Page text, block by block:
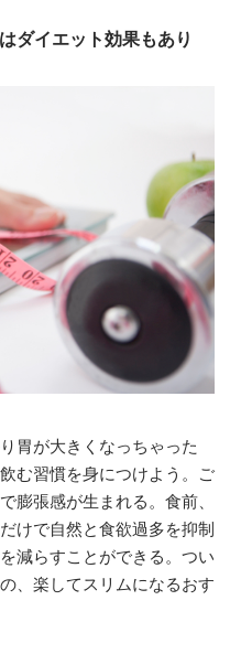
ダイエット効果もあり
胃が大きくなっちゃった
む習慣を身につけよう。ご
膨張感が生まれる。食前、
けで自然と食欲過多を抑制
減らすことができる。つい
、楽してスリムになるおす